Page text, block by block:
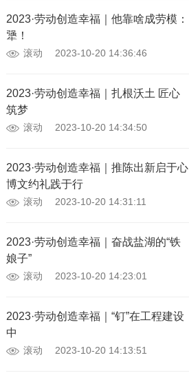
2023·劳动创造幸福｜他靠啥成劳模：
犟！
滚动 2023-10-20 14:36:46
2023·劳动创造幸福｜扎根沃土 匠心
筑梦
滚动 2023-10-20 14:34:50
2023·劳动创造幸福｜推陈出新启于心
博文约礼践于行
滚动 2023-10-20 14:31:11
2023·劳动创造幸福｜奋战盐湖的“铁
娘子”
滚动 2023-10-20 14:23:01
2023·劳动创造幸福｜“钉”在工程建设
中
滚动 2023-10-20 14:13:51